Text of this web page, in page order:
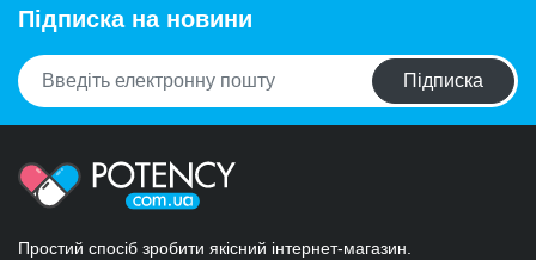
Підписка на новини
Підписка
Простий спосіб зробити якісний інтернет-магазин.